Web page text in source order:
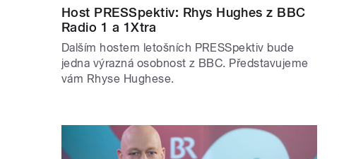
Host PRESSpektiv: Rhys Hughes z BBC
Radio 1 a 1Xtra
Dalším hostem letošních PRESSpektiv bude
jedna výrazná osobnost z BBC. Představujeme
vám Rhyse Hughese.